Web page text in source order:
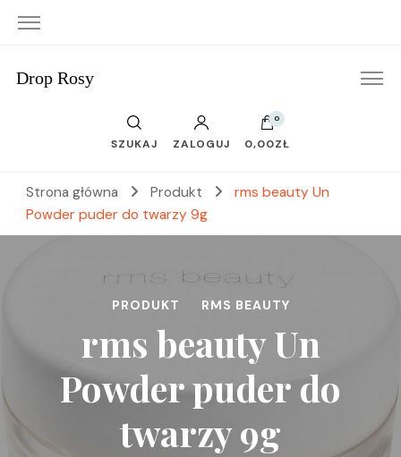
Drop Rosy
SZUKAJ ZALOGUJ
0
0,00ZŁ
Strona główna Produkt
rms beauty Un
Powder puder do twarzy 9g
PRODUKT RMS BEAUTY
rms beauty Un
Powder puder do
twarzy 9g